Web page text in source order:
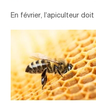
En février, l’apiculteur